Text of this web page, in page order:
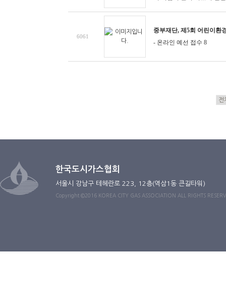
6061
중부재단, 제5회 어린이환
- 온라인 예선 접수 8
한국도시가스협회
서울시 강남구 테헤란로 223, 12층(역삼1동 큰길타워)
Copyright ©2016 KOREA CITY GAS ASSOCIATION ALL RIGHTS